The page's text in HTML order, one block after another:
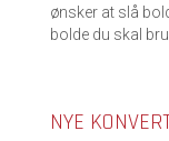
ønsker at slå
bolde du skal
NYE